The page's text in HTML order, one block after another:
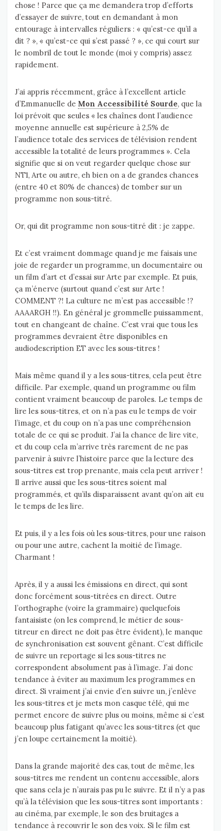
chose ! Parce que ça me demandera trop d’efforts
d’essayer de suivre, tout en demandant à mon
entourage à intervalles réguliers : « qu’est-ce qu’il a
dit ? », « qu’est-ce qui s’est passé ? », ce qui court sur
le nombril de tout le monde (moi y compris) assez
rapidement.
J’ai appris récemment, grâce à l’excellent article
d’Emmanuelle de Mon Accessibilité Sourde, que la
loi prévoit que seules « les chaînes dont l’audience
moyenne annuelle est supérieure à 2,5% de
l’audience totale des services de télévision rendent
accessible la totalité de leurs programmes ». Cela
signifie que si on veut regarder quelque chose sur
NT1, Arte ou autre, eh bien on a de grandes chances
(entre 40 et 80% de chances) de tomber sur un
programme non sous-titré.
Or, qui dit programme non sous-titré dit : je zappe.
Et c’est vraiment dommage quand je me faisais une
joie de regarder un programme, un documentaire ou
un film d’art et d’essai sur Arte par exemple. Et puis,
ça m’énerve (surtout quand c’est sur Arte !
COMMENT ?! La culture ne m’est pas accessible !?
AAAARGH !!). En général je grommelle puissamment,
tout en changeant de chaîne. C’est vrai que tous les
programmes devraient être disponibles en
audiodescription ET avec les sous-titres !
Mais même quand il y a les sous-titres, cela peut être
difficile. Par exemple, quand un programme ou film
contient vraiment beaucoup de paroles. Le temps de
lire les sous-titres, et on n’a pas eu le temps de voir
l’image, et du coup on n’a pas une compréhension
totale de ce qui se produit. J’ai la chance de lire vite,
et du coup cela m’arrive très rarement de ne pas
parvenir à suivre l’histoire parce que la lecture des
sous-titres est trop prenante, mais cela peut arriver !
Il arrive aussi que les sous-titres soient mal
programmés, et qu’ils disparaissent avant qu’on ait eu
le temps de les lire.
Et puis, il y a les fois où les sous-titres, pour une raison
ou pour une autre, cachent la moitié de l’image.
Charmant !
Après, il y a aussi les émissions en direct, qui sont
donc forcément sous-titrées en direct. Outre
l’orthographe (voire la grammaire) quelquefois
fantaisiste (on les comprend, le métier de sous-
titreur en direct ne doit pas être évident), le manque
de synchronisation est souvent gênant. C’est difficile
de suivre un reportage si les sous-titres ne
correspondent absolument pas à l’image. J’ai donc
tendance à éviter au maximum les programmes en
direct. Si vraiment j’ai envie d’en suivre un, j’enlève
les sous-titres et je mets mon casque télé, qui me
permet encore de suivre plus ou moins, même si c’est
beaucoup plus fatigant qu’avec les sous-titres (et que
j’en loupe certainement la moitié).
Dans la grande majorité des cas, tout de même, les
sous-titres me rendent un contenu accessible, alors
que sans cela je n’aurais pas pu le suivre. Et il n’y a pas
qu’à la télévision que les sous-titres sont importants :
au cinéma, par exemple, le son des bruitages a
tendance à recouvrir le son des voix. Si le film est